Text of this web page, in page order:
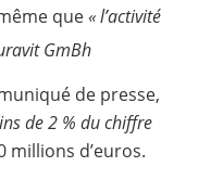
que«l’activité
de presse,
de 2 % du chiffre
millions d’euros.